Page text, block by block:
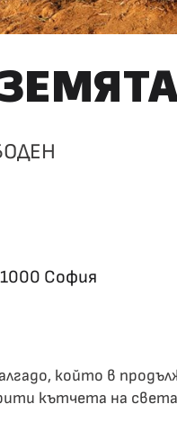
София
който в
кътчета на